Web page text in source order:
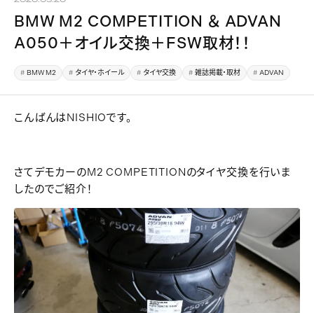
BMW M2 COMPETITION ＆ ADVAN
A050＋オイル交換＋FSW取材！！
BMW M2 タイヤ・ホイール タイヤ交換 雑誌掲載・取材 ADVAN
こんばんはNISHIOです。
さてデモカーのM2 COMPETITIONのタイヤ交換を行いま
したのでご紹介！